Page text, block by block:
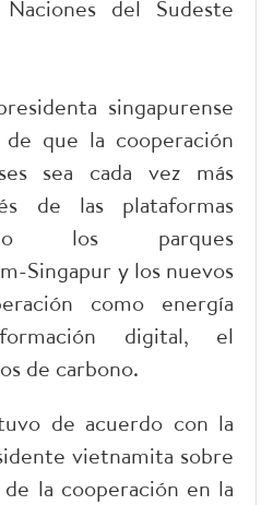
del Sudeste
singapurense
que la cooperación
sea cada vez más
de las plataformas
los parques
Singapur y los nuevos
como energía
digital, el
de carbono.
de acuerdo con la
vietnamita sobre
la cooperación en la